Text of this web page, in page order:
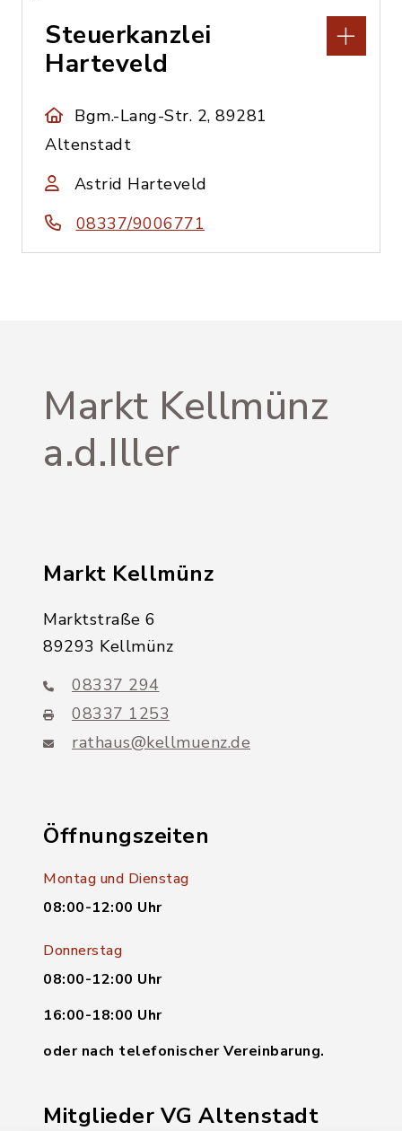
Steuerkanzlei
Harteveld
Bgm.-Lang-Str. 2, 89281
Altenstadt
Astrid Harteveld
08337/9006771
Markt Kellmünz
a.d.Iller
Markt Kellmünz
Marktstraße 6
89293 Kellmünz
08337 294
08337 1253
rathaus@kellmuenz.de
Öffnungszeiten
Montag und Dienstag
08:00-12:00 Uhr
Donnerstag
08:00-12:00 Uhr
16:00-18:00 Uhr
oder nach telefonischer Vereinbarung.
Mitglieder VG Altenstadt